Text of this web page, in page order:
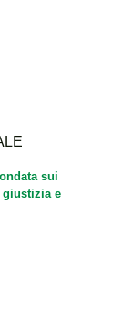
sui
giustizia e